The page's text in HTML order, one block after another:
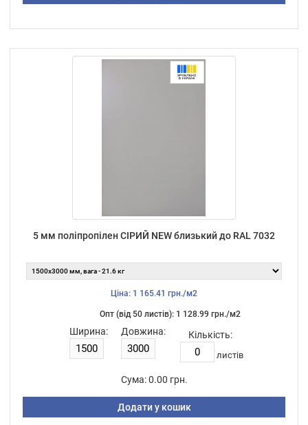
5 мм поліпропілен СІРИЙ NEW близький до RAL 7032
Ціна: 1 165.41 грн./м2
Опт (від 50 листiв): 1 128.99 грн./м2
Ширина: Довжина: Кількість:
листiв
Сума: 0.00 грн.
Додати у кошик